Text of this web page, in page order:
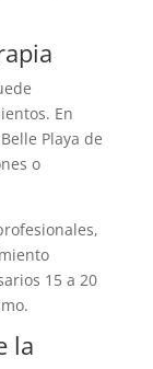
En
Playa de
o
15 a 20
la